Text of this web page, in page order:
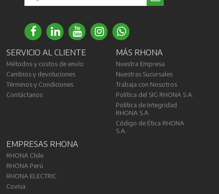
SERVICIO AL CLIENTE
Métodos y costos de envío
Cambios y devoluciones
Términos y Condiciones
Contáctanos
MÁS RHONA
Nuestra Empresa
Nuestras Sucursales
Trabaja con Nosotros
Política del SIG RHONA S.A.
Política de Integridad
RHONA S.A.
Código de Ética RHONA
S.A.
EMPRESAS RHONA
RHONA Chile
RHONA Perú
RHONA ELECTRIC
Covisa